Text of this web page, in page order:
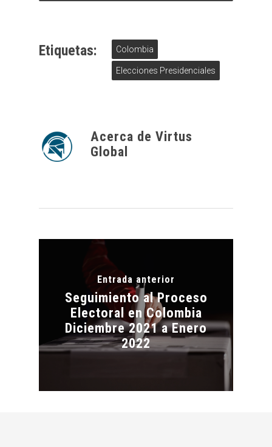
Etiquetas: Colombia
Elecciones Presidenciales
Acerca de Virtus
Global
Entrada anterior
Seguimiento al Proceso
Electoral en Colombia
Diciembre 2021 a Enero
2022